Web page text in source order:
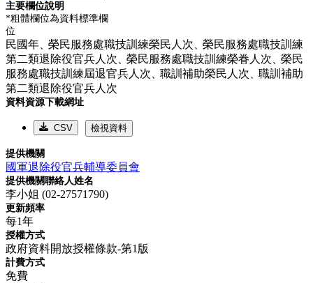
主要欄位說明
*粗體欄位為資料標準欄
位
民國年、榮民服務處職技訓練榮民人次、榮民服務處職技訓練
第二類退除役官兵人次、榮民服務處職技訓練榮眷人次、榮民
服務處職技訓練屆退官兵人次、職訓補助榮民人次、職訓補助
第二類退除役官兵人次
資料資源下載網址
CSV 檢視資料
提供機關
國軍退除役官兵輔導委員會
提供機關聯絡人姓名
李小姐 (02-27571790)
更新頻率
每1年
授權方式
政府資料開放授權條款-第1版
計費方式
免費